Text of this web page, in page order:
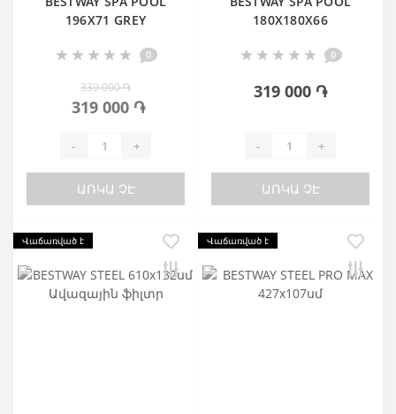
196X71 GREY
0
339 000 ֏
319 000 ֏
- +
ԱՌԿԱ ՉԷ
180X180X66
0
319 000 ֏
- +
ԱՌԿԱ ՉԷ
Վաճառված է Վաճառված է